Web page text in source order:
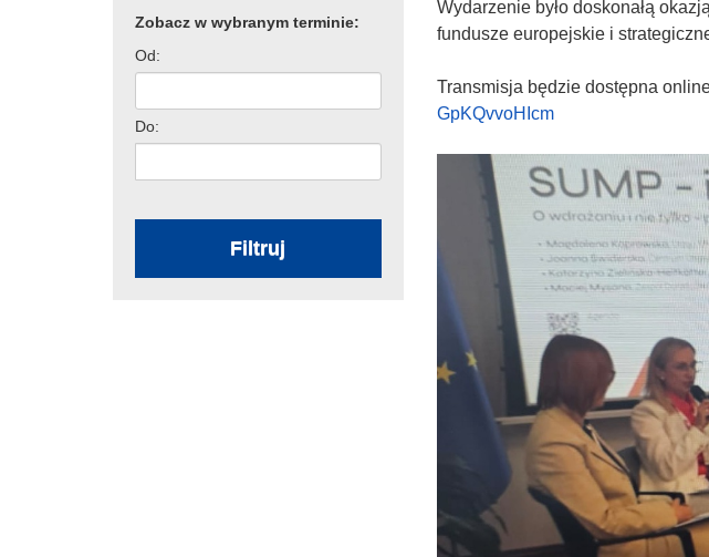
Zobacz w wybranym terminie:
Od:
Do:
Filtruj
Wydarzenie było doskonałą
fundusze europejskie i
Transmisja będzie dostępna
GpKQvvoHIcm